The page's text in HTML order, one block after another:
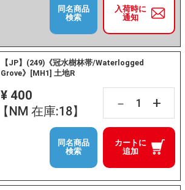
入荷時に
通知
同名商品
検索
【JP】(249)《冠水樹林帯/Waterlogged
Grove》[MH1] 土地R
¥ 400
【NM 在庫:18】
－ +
カートに
追加
同名商品
検索